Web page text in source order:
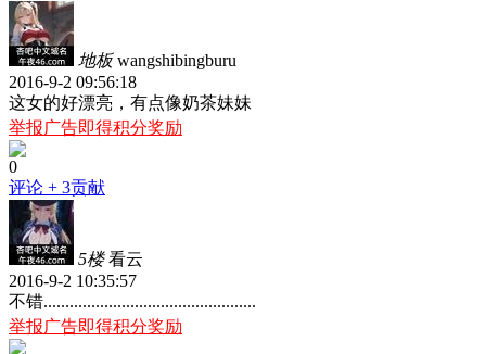
地板 wangshibingburu
2016-9-2 09:56:18
这女的好漂亮，有点像奶茶妹妹
举报广告即得积分奖励
0
评论 + 3贡献
5楼 看云
2016-9-2 10:35:57
不错.................................................
举报广告即得积分奖励